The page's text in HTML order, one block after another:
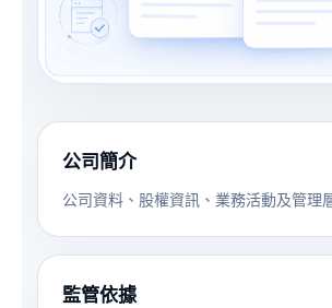
公司簡介
公司資料、股權資訊、業務活動及管理
監管依據